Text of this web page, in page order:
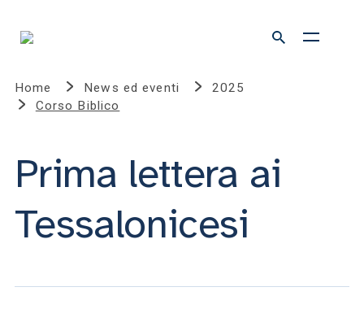
Home News ed eventi
2025
Corso Biblico
Prima lettera ai
Tessalonicesi